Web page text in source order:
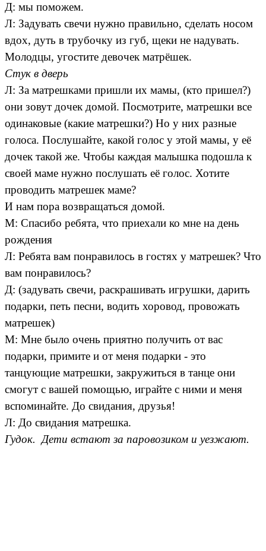
Д: мы поможем.
Л: Задувать свечи нужно правильно, сделать носом
вдох, дуть в трубочку из губ, щеки не надувать.
Молодцы, угостите девочек матрёшек.
Стук в дверь
Л: За матрешками пришли их мамы, (кто пришел?)
они зовут дочек домой. Посмотрите, матрешки все
одинаковые (какие матрешки?) Но у них разные
голоса. Послушайте, какой голос у этой мамы, у её
дочек такой же. Чтобы каждая малышка подошла к
своей маме нужно послушать её голос. Хотите
проводить матрешек маме?
И нам пора возвращаться домой.
М: Спасибо ребята, что приехали ко мне на день
рождения
Л: Ребята вам понравилось в гостях у матрешек? Что
вам понравилось?
Д: (задувать свечи, раскрашивать игрушки, дарить
подарки, петь песни, водить хоровод, провожать
матрешек)
М: Мне было очень приятно получить от вас
подарки, примите и от меня подарки - это
танцующие матрешки, закружиться в танце они
смогут с вашей помощью, играйте с ними и меня
вспоминайте. До свидания, друзья!
Л: До свидания матрешка.
Гудок. Дети встают за паровозиком и уезжают.